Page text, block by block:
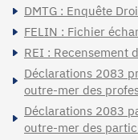
DMTG : Enquête
FELIN : Fichier
REI : Recensement
Déclarations 2083
outre-mer des
Déclarations 2083
outre-mer des